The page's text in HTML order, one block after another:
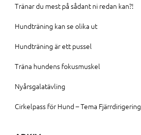
Tränar du mest på sådant ni redan kan?!
Hundträning kan se olika ut
Hundträning är ett pussel
Träna hundens fokusmuskel
Nyårsgalatävling
Cirkelpass för Hund – Tema Fjärrdirigering